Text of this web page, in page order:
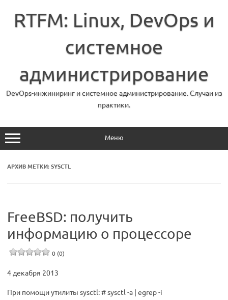
содержимому
RTFM: Linux, DevOps и
системное
администрирование
DevOps-инжиниринг и системное администрирование. Случаи из
практики.
Меню
АРХИВ МЕТКИ:SYSCTL
FreeBSD: получить
информацию о процессоре
0 (0)
4 декабря 2013
При помощи утилиты sysctl: # sysctl -a | egrep -i